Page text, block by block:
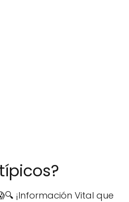
¡Información Vital que